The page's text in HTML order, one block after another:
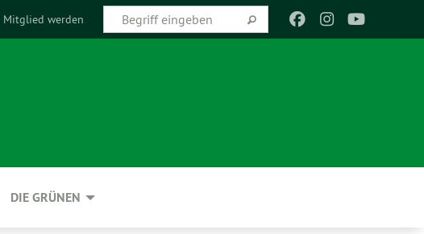
Mitglied werden
DIE GRÜNEN